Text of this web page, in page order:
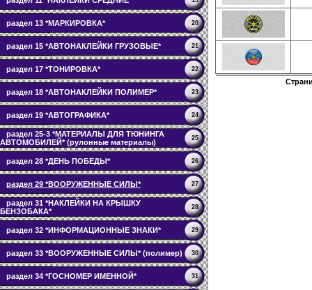
раздел 13 *МАРКИРОВКА* 20
раздел 15 *АВТОНАКЛЕЙКИ ГРУЗОВЫЕ* 21
раздел 17 *ТОНИРОВКА* 22
раздел 18 *АВТОНАКЛЕЙКИ ПОЛИМЕР* 23
раздел 19 *АВТОГРАФИКА* 24
раздел 25-3 *МАТЕРИАЛЫ ДЛЯ ТЮНИНГА
АВТОМОБИЛЕЙ* (рулонные материалы)
25
раздел 28 *ДЕНЬ ПОБЕДЫ* 26
раздел 29 *ВООРУЖЕННЫЕ СИЛЫ* 27
раздел 31 *НАКЛЕЙКИ НА КРЫШКУ
БЕНЗОБАКА*
28
раздел 32 *ИНФОРМАЦИОННЫЕ ЗНАКИ* 29
раздел 33 *ВООРУЖЕННЫЕ СИЛЫ* (полимер) 30
раздел 34 *ГОСНОМЕР ИМЕННОЙ* 31